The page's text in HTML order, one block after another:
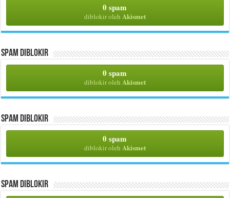
0 spam
diblokir oleh Akismet
Spam Diblokir
0 spam
diblokir oleh Akismet
Spam Diblokir
0 spam
diblokir oleh Akismet
Spam Diblokir